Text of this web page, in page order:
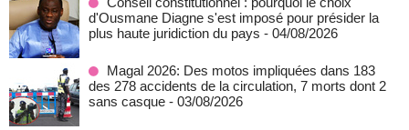
d'Ousmane Diagne s'est imposé pour présider la
plus haute juridiction du pays - 04/08/2026
Magal 2026: Des motos impliquées dans 183
des 278 accidents de la circulation, 7 morts dont 2
sans casque - 03/08/2026